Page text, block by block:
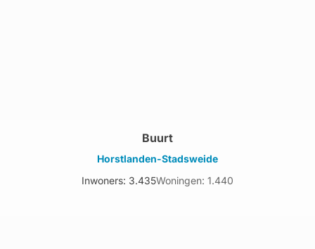
Buurt
Horstlanden-Stadsweide
Inwoners: 3.435Woningen: 1.440